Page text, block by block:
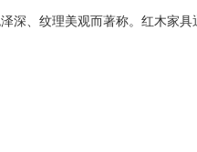
深、纹理美观而著称。红木家